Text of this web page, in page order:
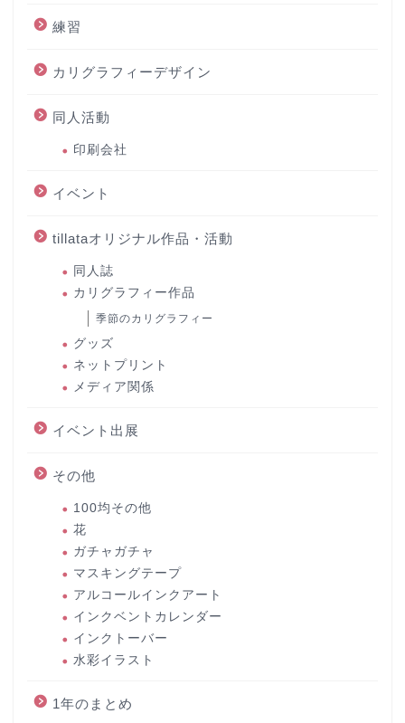
練習
カリグラフィーデザイン
同人活動
印刷会社
イベント
tillataオリジナル作品・活動
同人誌
カリグラフィー作品
季節のカリグラフィー
グッズ
ネットプリント
メディア関係
イベント出展
その他
100均その他
花
ガチャガチャ
マスキングテープ
アルコールインクアート
インクベントカレンダー
インクトーバー
水彩イラスト
1年のまとめ